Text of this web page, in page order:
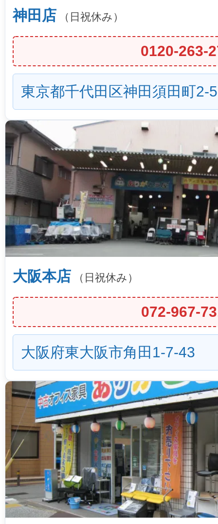
神田店 （日祝休み）
0120-263-
東京都千代田区神田須田町2-
大阪本店 （日祝休み）
072-967-
大阪府東大阪市角田1-7-43